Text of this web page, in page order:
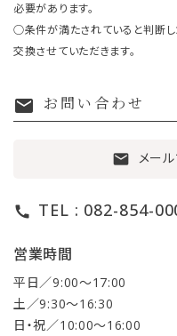
必要があります。
○条件が満たされていると判断
交換させていただきます。
mail お問い合わせ
mail メー
call TEL : 082-854-
営業時間
平日／9:00〜17:00
土／9:30〜16:30
日・祝／10:00〜16:00